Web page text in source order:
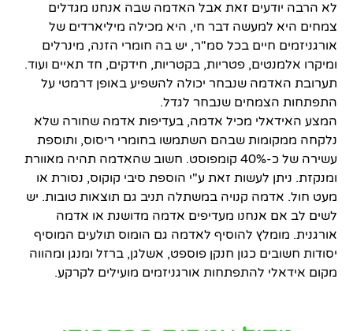
לא הרבה יודעים זאת אבל האדמה שבה אנחנו מגדלים
צמחים היא למעשה דבר חי, היא מכילה מיליארדים של
אורגניזמים חיים בכל סמ"ר, יש בה חומרי הזנה, מינרלים
ומיקרו אלמנטים, פטריות, בקטריות, חידקים, חד תאיים ועוד.
תערובת האדמה שנבחר יכולה להשפיע באופן דרמטי על
התפתחות הצמחים שנבחר לגדל.
המצע האידאלי מכיל אדמה, בעדיפות אדמה שחורה שלא
נלקחה ממקומות שבהם השתמשו בחומרי ריסוס, ותוספת
עשירה של כ-40% קומפוסט. חשוב שהאדמה תהיה מאוורת
ומנקזת. ניתן לעשות זאת ע"י הוספת סיבי קוקוס, נסורת או
מעט חול. אדמה קנויה במשתלה תניב גם תוצאות טובות. יש
לשים לב אם אנחנו מעדיפים אדמה מדושנת או אדמה
אורגנית. מומלץ להוסיף לאדמה גם הומוס תולעים המוסיף
יסודות חשובים כגון חנקן פוספט, אשלגן, ברזל ומנגן ומהווה
מקום אידאלי להתפתחות אורגניזמים מועילים לקרקע.